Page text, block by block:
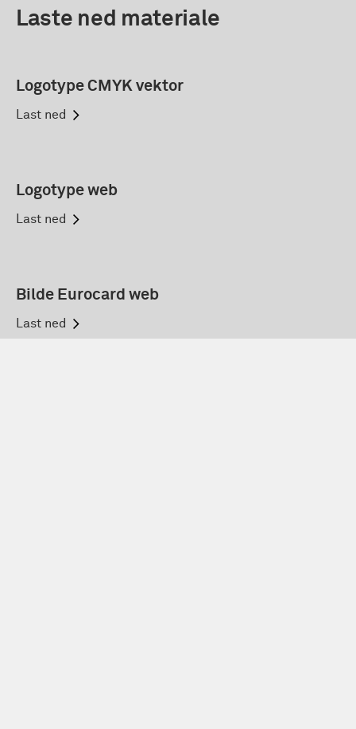
Laste ned materiale
Logotype CMYK vektor
Last ned
Logotype web
Last ned
Bilde Eurocard web
Last ned